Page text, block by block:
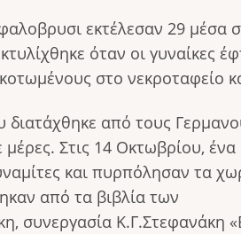
εκτέλεσαν 29 μέσα
όταν οι γυναίκες
στο νεκροταφείο
διατάχθηκε από τους
Στις 14 Οκτωβρίου,
και πυρπόλησαν τα
από τα βιβλία των
συνεργασία Κ.Γ.Στεφανάκη